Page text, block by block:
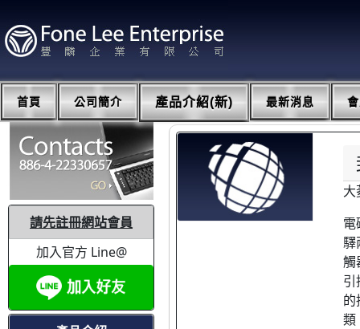
首頁 公司簡介 產品介紹(新) 最新消息
請先註冊網站會員
加入官方 Line@
大
電
觸
引
的
類